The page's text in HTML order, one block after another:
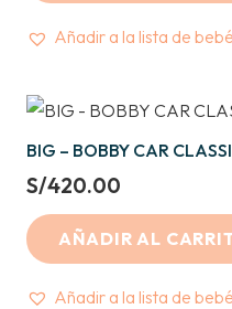
Añadir a la lista de
BIG – BOBBY CAR
S/420.00
AÑADIR AL
Añadir a la lista de